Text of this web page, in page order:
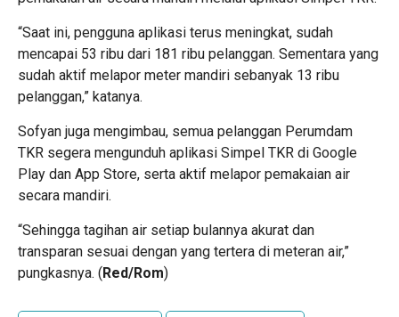
“Saat ini, pengguna aplikasi terus meningkat, sudah
mencapai 53 ribu dari 181 ribu pelanggan. Sementara yang
sudah aktif melapor meter mandiri sebanyak 13 ribu
pelanggan,” katanya.
Sofyan juga mengimbau, semua pelanggan Perumdam
TKR segera mengunduh aplikasi Simpel TKR di Google
Play dan App Store, serta aktif melapor pemakaian air
secara mandiri.
“Sehingga tagihan air setiap bulannya akurat dan
transparan sesuai dengan yang tertera di meteran air,”
pungkasnya. ( Red/Rom)